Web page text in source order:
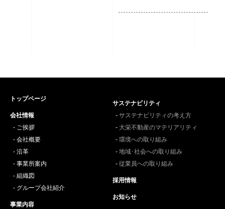
トップページ
会社情報
ご挨拶
会社概要
沿革
事業所案内
組織図
グループ会社紹介
事業内容
サステナビリティ
サステナビリティの考え方
大栄不動産のマテリアリティ
環境への取り組み
地域･社会への取り組み
従業員への取り組み
採用情報
お知らせ